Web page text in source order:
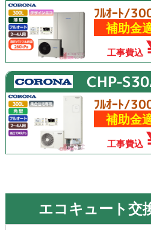
ﾌﾙｵｰﾄ/
補助金
工事費込
CHP-
ﾌﾙｵｰﾄ/
補助金
工事費込
エコキュート交